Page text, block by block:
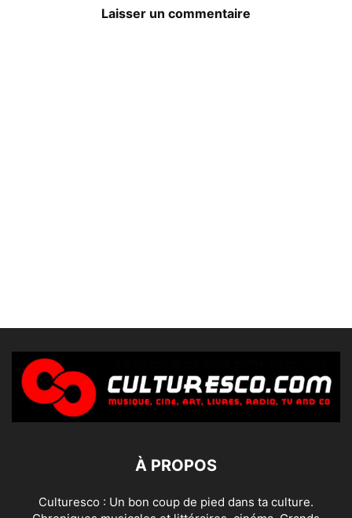
Laisser un commentaire
À PROPOS
Culturesco : Un bon coup de pied dans ta culture.